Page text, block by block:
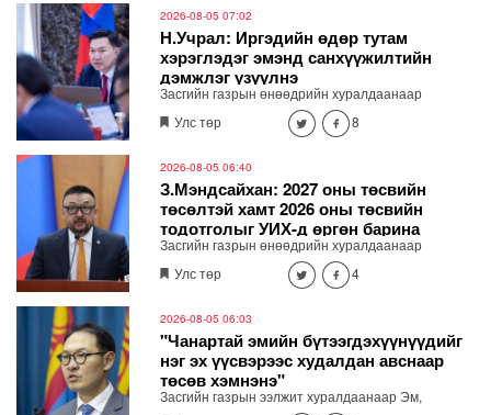
Засгийн газрын хуралдаанд танилцууллаа.
2026-08-05 07:02
Н.Учрал: Иргэдийн өдөр тутам
хэрэглэдэг эмэнд санхүүжилтийн
дэмжлэг үзүүлнэ
Засгийн газрын өнөөдрийн хуралдаанаар
Ерөнхий сайд Н.Учрал Эрүүл мэндийн даатгалын
хөнгөлөлттэй эмийн жагсаалтыг шинэчилж,
санхүүжилтийн дэмжлэг үзүүлэх шийдвэр
гаргалаа.
Улс төр 8
2026-08-05 06:40
З.Мэндсайхан: 2027 оны төсвийн
төсөлтэй хамт 2026 оны төсвийн
тодотголыг УИХ-д өргөн барина
Засгийн газрын өнөөдрийн хуралдаанаар
хэмнэлт, хүнсний нийлүүлэлт, бүртгэлжүүлэх,
хяналт сайжруулалтын асуудлаар гаргасан
танилцууллаа. 2027 оны төсвийн төсөлтэй хамт
2026 оны төсвийн тодотголыг УИХ-д өргөн
барина
Улс төр 4
2026-08-05 06:03
"Чанартай эмийн бүтээгдэхүүнүүдийг
нэг эх үүсвэрээс худалдан авснаар
төсөв хэмнэнэ"
Засгийн газрын ээлжит хуралдаанаар Эм,